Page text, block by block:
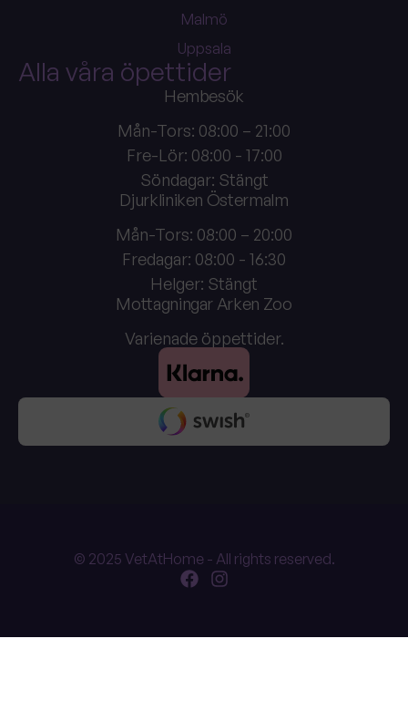
Malmö
Uppsala
Alla våra öpettider
Hembesök
Mån-Tors: 08:00 – 21:00
Fre-Lör: 08:00 - 17:00
Söndagar: Stängt
Djurkliniken Östermalm
Mån-Tors: 08:00 – 20:00
Fredagar: 08:00 - 16:30
Helger: Stängt
Mottagningar Arken Zoo
Varienade öppettider.
© 2025 VetAtHome - All rights reserved.